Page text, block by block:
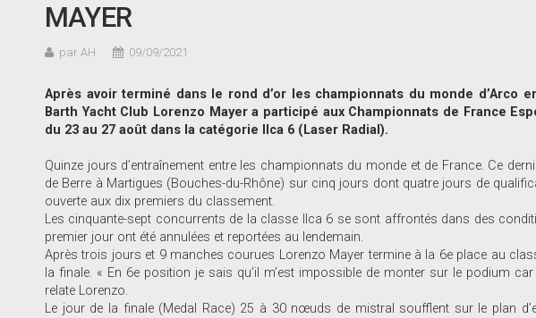
MAYER
par AH 09/09/2021
Après avoir terminé dans le rond d’or les championnats du monde d’Arco
Barth Yacht Club Lorenzo Mayer a participé aux Championnats de France
du 23 au 27 août dans la catégorie Ilca 6 (Laser Radial).
Quinze jours d’entraînement entre les championnats du monde et de France. Ce
de Berre à Martigues (Bouches-du-Rhône) sur cinq jours dont quatre jours de
ouverte aux dix premiers du classement.
Les cinquante-sept concurrents de la classe Ilca 6 se sont affrontés dans des
premier jour ont été annulées et reportées au lendemain.
Après trois jours et 9 manches courues Lorenzo Mayer termine à la 6e place au
la finale. « En 6e position je sais qu’il m’est impossible de monter sur le podium
relate Lorenzo.
Le jour de la finale (Medal Race) 25 à 30 nœuds de mistral soufflent sur le plan